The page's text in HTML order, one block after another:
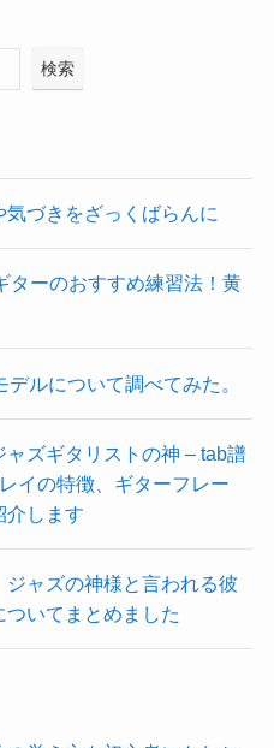
検索
気づきをざっくばらんに
ターのおすすめ練習法！黄
ルについて調べてみた。
ャズギタリストの神 – tab譜
イの特徴、ギターフレー
介します
ジャズの神様と言われる彼
いてまとめました